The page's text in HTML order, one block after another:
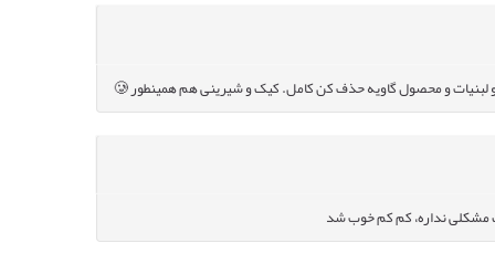
و محصول گاویه حذف کن کامل. کیک و شیرینی هم همینطور 🥲